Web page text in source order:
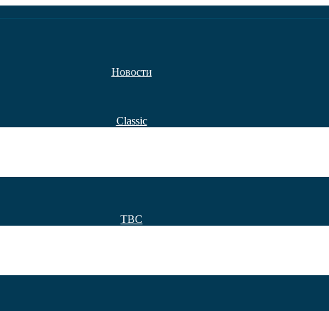
Новости
Classic
TBC